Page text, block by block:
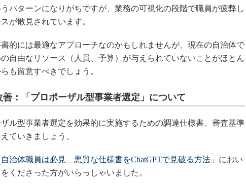
パターンになりがちですが、業務の可視化の段階で職員が疲弊し
が散見されています。
的には最適なアプローチなのかもしれませんが、現在の自治体で
自由なリソース（人員、予算）が与えられていないことがほとん
も留意すべきでしょう。
：「プロポーザル型事業者選定」について
ル型事業者選定を効果的に実施するための調達仕様書、審査基準
ていきましょう。
自治体職員は必見 悪質な仕様書をChatGPTで見破る方法 」におい
くださった方がいらっしゃいました。